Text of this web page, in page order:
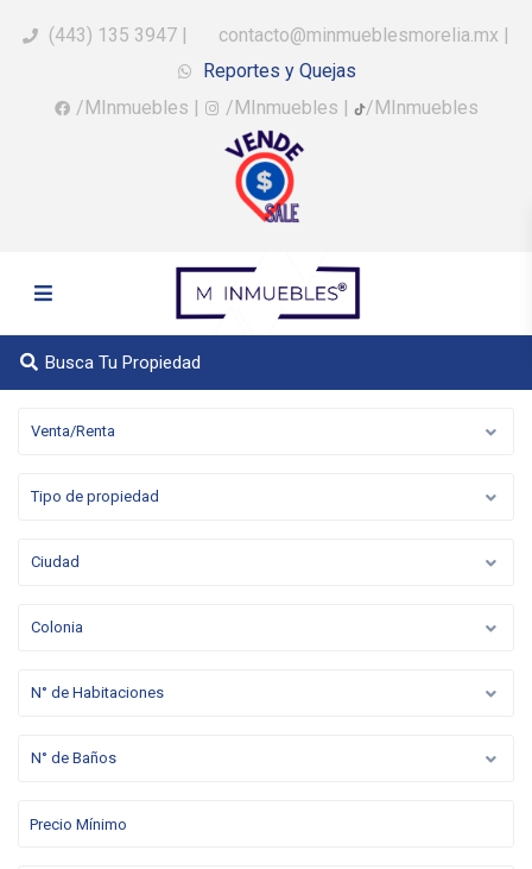
(443) 135 3947 | contacto@minmueblesmorelia.mx |
Reportes y Quejas
/MInmuebles | /MInmuebles | /MInmuebles
Busca Tu Propiedad
Venta/Renta
Tipo de propiedad
Ciudad
Colonia
N° de Habitaciones
N° de Baños